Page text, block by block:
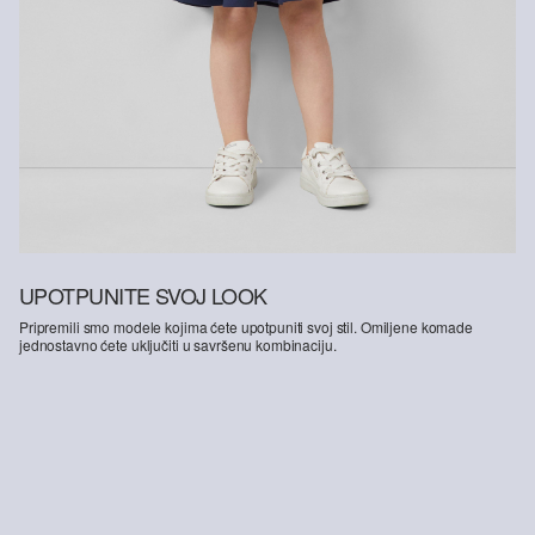
UPOTPUNITE SVOJ LOOK
Pripremili smo modele kojima ćete upotpuniti svoj stil. Omiljene komade
jednostavno ćete uključiti u savršenu kombinaciju.